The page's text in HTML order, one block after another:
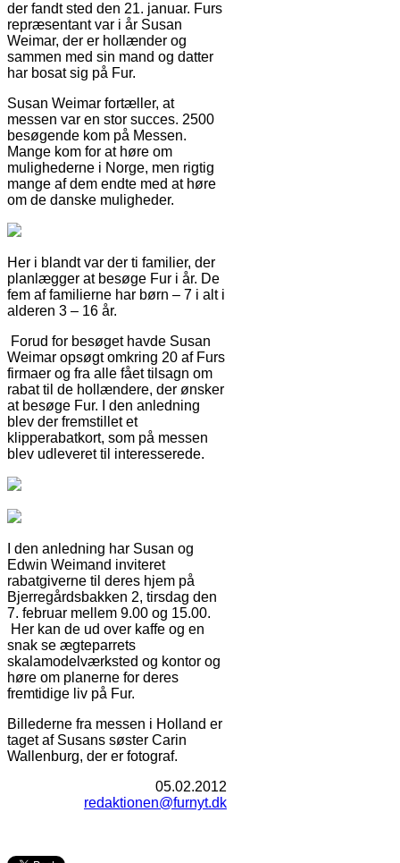
der fandt sted den 21. januar. Furs
repræsentant var i år Susan
Weimar, der er hollænder og
sammen med sin mand og datter
har bosat sig på Fur.
Susan Weimar fortæller, at
messen var en stor succes. 2500
besøgende kom på Messen.
Mange kom for at høre om
mulighederne i Norge, men rigtig
mange af dem endte med at høre
om de danske muligheder.
Her i blandt var der ti familier, der
planlægger at besøge Fur i år. De
fem af familierne har børn – 7 i alt i
alderen 3 – 16 år.
Forud for besøget havde Susan
Weimar opsøgt omkring 20 af Furs
firmaer og fra alle fået tilsagn om
rabat til de hollændere, der ønsker
at besøge Fur. I den anledning
blev der fremstillet et
klipperabatkort, som på messen
blev udleveret til interesserede.
I den anledning har Susan og
Edwin Weimand inviteret
rabatgiverne til deres hjem på
Bjerregårdsbakken 2, tirsdag den
7. februar mellem 9.00 og 15.00.
Her kan de ud over kaffe og en
snak se ægteparrets
skalamodelværksted og kontor og
høre om planerne for deres
fremtidige liv på Fur.
Billederne fra messen i Holland er
taget af Susans søster Carin
Wallenburg, der er fotograf.
05.02.2012
redaktionen@furnyt.dk